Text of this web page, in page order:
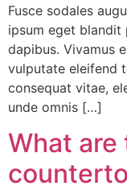
Fusce sodales
ipsum eget blandit
dapibus. Vivamus
vulputate eleifend
consequat vitae,
unde omnis […]
What